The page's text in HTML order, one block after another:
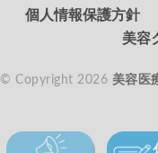
個人情報保護方針
美容
© Copyright 2026 美容医